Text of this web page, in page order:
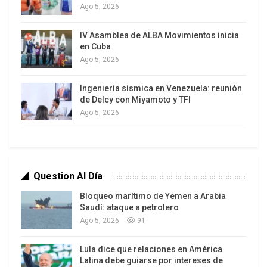
un año de vida, volvió a proponerle matrimonio a
2007 se casaron en una ceremonia oficiada por el
primer juez públicamente gay de Canadá, Harvey
Un año más tarde, el estado de Nueva York, donde
vivía la pareja, reconoció oficialmente los
Ago 5, 2026
IV Asamblea de ALBA Movimientos inicia
en Cuba
Ago 5, 2026
Ingeniería sísmica en Venezuela: reunión
de Delcy con Miyamoto y TFI
Ago 5, 2026
Question Al Día
Bloqueo marítimo de Yemen a Arabia
Saudí: ataque a petrolero
Ago 5, 2026 91
Lula dice que relaciones en América
Latina debe guiarse por intereses de